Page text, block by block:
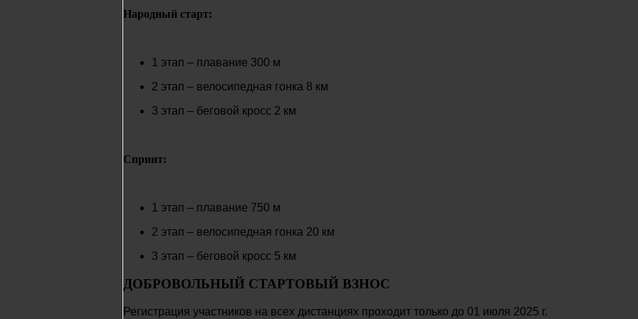
Народный старт:
1 этап – плавание 300 м
2 этап – велосипедная гонка 8 км
3 этап – беговой кросс 2 км
Спринт:
1 этап – плавание 750 м
2 этап – велосипедная гонка 20 км
3 этап – беговой кросс 5 км
ДОБРОВОЛЬНЫЙ СТАРТОВЫЙ ВЗНОС
Регистрация участников на всех дистанциях проходит только до 01 июля 2025 г.